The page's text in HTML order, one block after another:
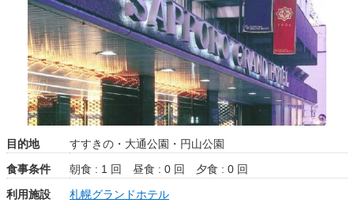
目的地
すすきの・大通公園・円山公園
食事条件
朝食 : 1 回 昼食 : 0 回
夕食 : 0 回
利用施設
札幌グランドホテル